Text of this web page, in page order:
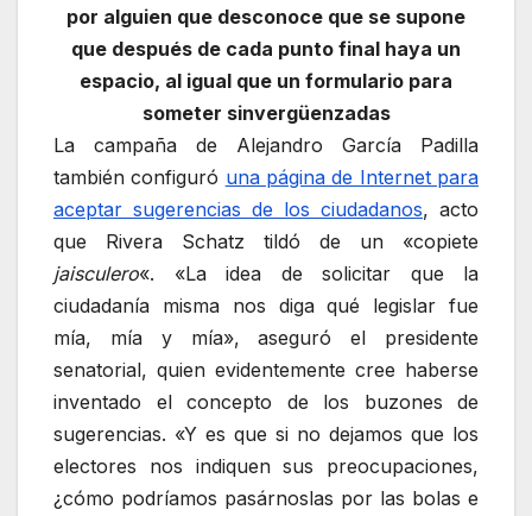
por alguien que desconoce que se supone
que después de cada punto final haya un
espacio, al igual que un formulario para
someter sinvergüenzadas
La campaña de Alejandro García Padilla
también configuró una página de Internet para
aceptar sugerencias de los ciudadanos, acto
que Rivera Schatz tildó de un «copiete
jaisculero«. «La idea de solicitar que la
ciudadanía misma nos diga qué legislar fue
mía, mía y mía», aseguró el presidente
senatorial, quien evidentemente cree haberse
inventado el concepto de los buzones de
sugerencias. «Y es que si no dejamos que los
electores nos indiquen sus preocupaciones,
¿cómo podríamos pasárnoslas por las bolas e